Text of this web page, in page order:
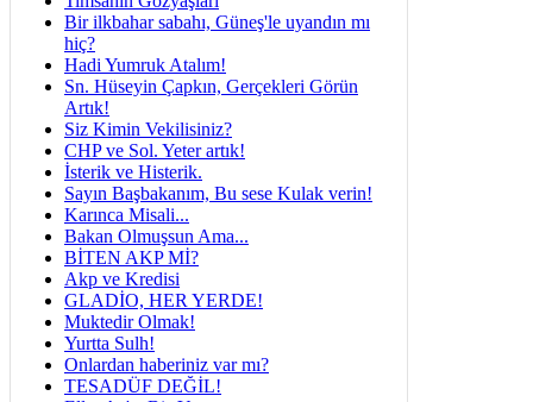
Bir ilkbahar sabahı, Güneş'le uyandın mı
hiç?
Hadi Yumruk Atalım!
Sn. Hüseyin Çapkın, Gerçekleri Görün
Artık!
Siz Kimin Vekilisiniz?
CHP ve Sol. Yeter artık!
İsterik ve Histerik.
Sayın Başbakanım, Bu sese Kulak verin!
Karınca Misali...
Bakan Olmuşsun Ama...
BİTEN AKP Mİ?
Akp ve Kredisi
GLADİO, HER YERDE!
Muktedir Olmak!
Yurtta Sulh!
Onlardan haberiniz var mı?
TESADÜF DEĞİL!